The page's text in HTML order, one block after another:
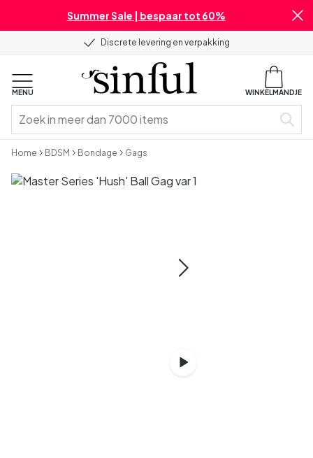
Summer Sale | bespaar tot 60%
Discrete levering en verpakking
MENU WINKELMANDJE
Home BDSM Bondage Gags